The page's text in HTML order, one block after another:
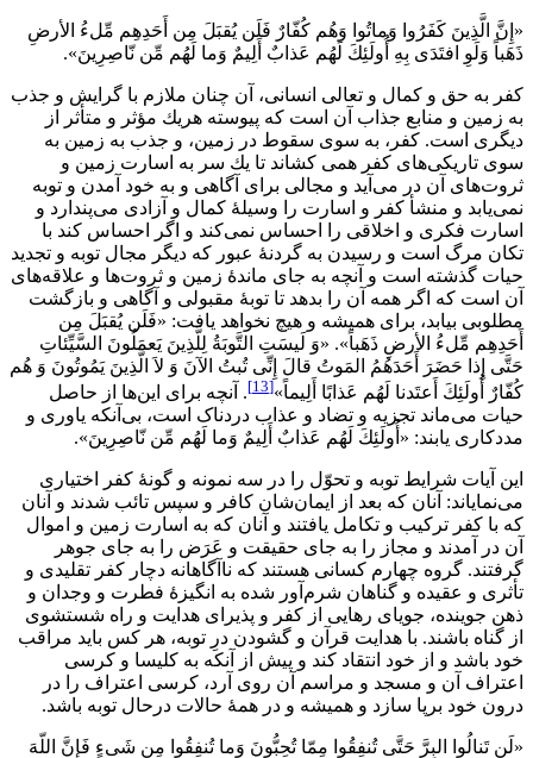
«إِنَّ الَّذِينَ كَفَرُوا وَماتُوا وَهُم كُفّارٌ فَلَن يُقبَلَ مِن أَحَدِهِم مِّلءُ الأرضِ
ذَهَباً وَلَوِ افتَدَى بِهِ أُولَئِكَ لَهُم عَذابٌ أَلِيمٌ وَما لَهُم مِّن نّاصِرِينَ».
كفر به حق و كمال و تعالى انسانى، آن چنان ملازم با گرايش و جذب
به زمين و منابع جذاب آن است كه پيوسته هريك مؤثر و متأثر از
ديگرى است. كفر، به سوى ‌سقوط در زمين، و جذب به زمين به
سوى تاريكى‌هاى كفر همى كشاند تا يك سر به اسارت زمين و
ثروت‌هاى آن در مى‌آيد و مجالى براى آگاهى و به خود آمدن و توبه
نمى‌يابد و منشأ كفر و اسارت را وسيلۀ كمال و آزادى مى‌پندارد و
اسارت فكرى و اخلاقى را احساس نمى‌كند و اگر احساس كند با
تكان مرگ است و رسيدن به گردنۀ عبور كه ديگر مجال توبه و تجديد
حيات گذشته است و آنچه به جاى ماندۀ زمين و ثروت‌ها و علاقه‌هاى
آن است كه اگر همه آن را بدهد تا توبۀ مقبولى و آگاهى و بازگشت
مطلوبى بيابد، براى هميشه و هيچ نخواهد يافت: «فَلَن يُقبَلَ مِن
أَحَدِهِم مِّلءُ الأرضِ ذَهَباً». «وَ لَيسَتِ التَّوبَةُ لِلَّذِينَ يَعمَلُونَ السَّيِّئاتِ
حَتَّى إِذا حَضَرَ أَحَدَهُمُ المَوتُ قالَ إِنِّى تُبتُ الآنَ وَ لاَ الَّذِينَ يَمُوتُونَ وَ هُم
كُفّارٌ أُولَئِكَ أَعتَدنا لَهُم عَذابًا أَلِيماً»[13]
. آنچه براى اين‌ها از حاصل
حيات مى‌ماند تجزيه و تضاد و عذاب دردناک است، بى‌آنكه ياورى و
مددكارى يابند: «أُولَئِكَ لَهُم عَذابٌ أَلِيمٌ وَما لَهُم مِّن نّاصِرِينَ».
اين آيات شرايط توبه و تحوّل را در سه نمونه و گونۀ كفر اختيارى
مى‌نماياند: آنان كه بعد از ايمان‌شان كافر و سپس تائب شدند و آنان
كه با كفر تركيب و تكامل يافتند و آنان كه به اسارت زمين و اموال
آن در آمدند و مجاز را به جاى حقيقت و عَرَض را به جاى جوهر
گرفتند. گروه چهارم كسانى هستند كه ناآگاهانه دچار كفر تقليدى و
تأثرى و عقيده و گناهان شرم‌آور شده به انگيزۀ فطرت و وجدان و
ذهن جوينده، جوياى رهايى از كفر و پذيراى هدايت و راه شستشوى
از گناه باشند. با هدايت قرآن و گشودن درِ توبه، هر كس بايد مراقب
خود باشد و از خود انتقاد كند و پيش از آنكه به كليسا و كرسى
اعتراف آن و مسجد و مراسم آن روى آرد، كرسى ‌اعتراف را در
درون خود برپا سازد و هميشه و در همۀ حالات درحال توبه باشد.
«لَن تَنالُوا البِرَّ حَتَّى تُنفِقُوا مِمّا تُحِبُّونَ وَما تُنفِقُوا مِن شَىءٍ فَإِنَّ اللّهَ